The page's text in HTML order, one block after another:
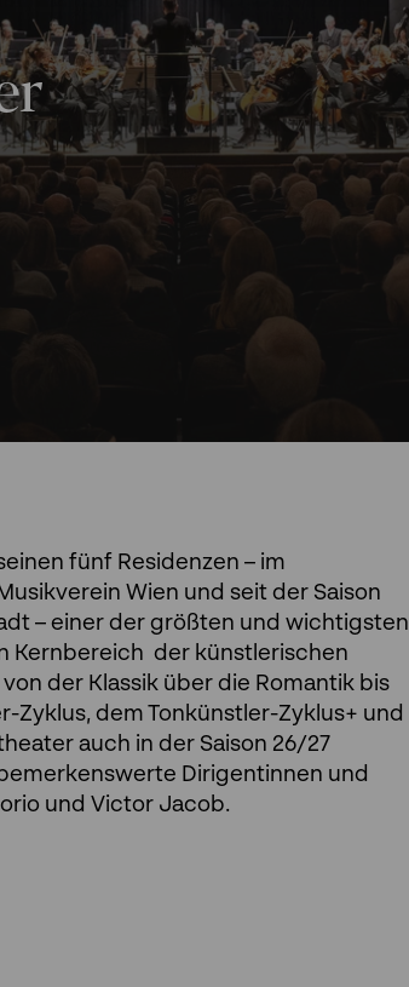
fünf Residenzen – im
Wien und seit der Saison
– einer der größten und wichtigsten
Kernbereich der künstlerischen
der Klassik über die Romantik bis
Zyklus, dem Tonkünstler-Zyklus+ und
auch in der Saison 26/27
Dirigentinnen und
und Victor Jacob.